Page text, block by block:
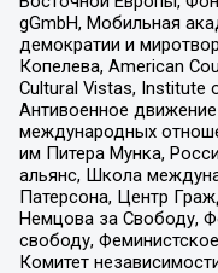
gGmbH, Мобильная
демократии и
Копелева, American
Cultural Vistas, Institute
Антивоенное
международных
им Питера Мунка,
альянс, Школа
Патерсона, Центр
Немцова за Свободу,
свободу,
Комитет